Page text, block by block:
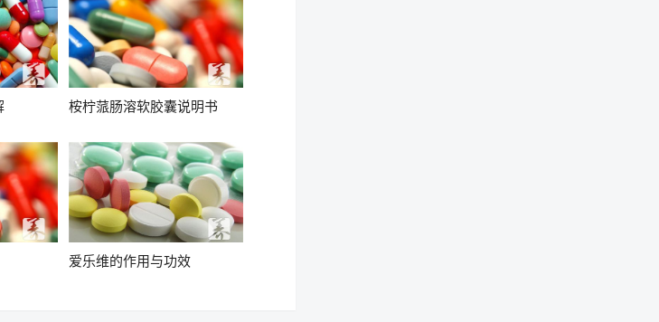
桉柠蒎肠溶软胶囊说明书
爱乐维的作用与功效